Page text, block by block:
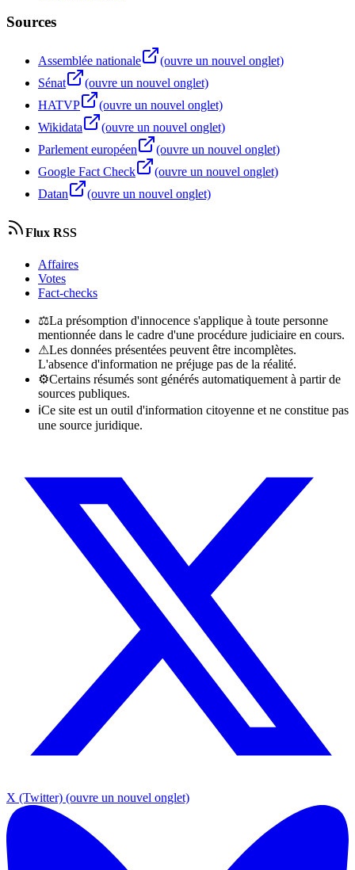
Sources
Assemblée nationale
(ouvre un nouvel onglet)
Sénat
(ouvre un nouvel onglet)
HATVP
(ouvre un nouvel onglet)
Wikidata
(ouvre un nouvel onglet)
Parlement européen
(ouvre un nouvel onglet)
Google Fact Check
(ouvre un nouvel onglet)
Datan
(ouvre un nouvel onglet)
Flux RSS
Affaires
Votes
Fact-checks
⚖La présomption d'innocence s'applique à toute personne
mentionnée dans le cadre d'une procédure judiciaire en cours.
⚠Les données présentées peuvent être incomplètes.
L'absence d'information ne préjuge pas de la réalité.
⚙Certains résumés sont générés automatiquement à partir de
sources publiques.
ℹCe site est un outil d'information citoyenne et ne constitue pas
une source juridique.
X (Twitter) (ouvre un nouvel onglet)